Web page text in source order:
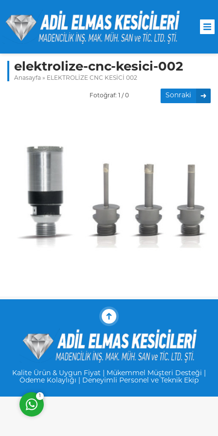
elektrolize-cnc-kesici-002
Anasayfa » ELEKTROLİZE CNC KESİCİ 002
Fotoğraf: 1 / 0 Sonraki
Müşteri Temsilcisi
1
Kalite Ürün & Uygun Fiyat | Mükemmel Müşteri Desteği |
Ödeme Kolaylığı | Deneyimli Personel ve Teknik Ekip